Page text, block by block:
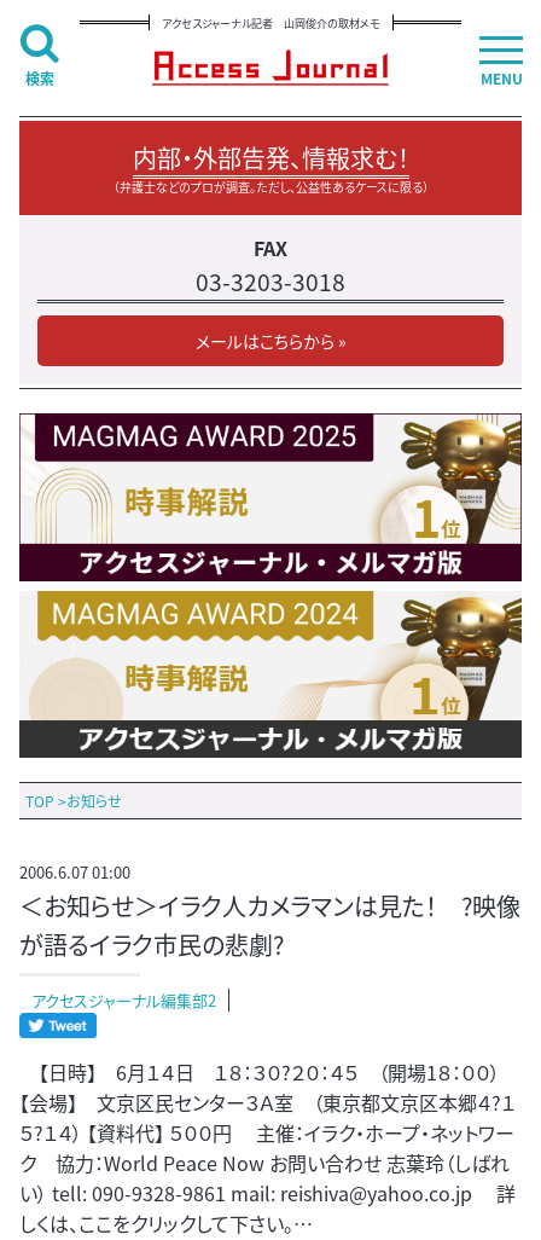
アクセスジャーナル記者 山岡俊介の取材メモ
内部・外部告発、情報求む！
（弁護士などのプロが調査。ただし、公益性あるケースに限る）
FAX
03-3203-3018
メールはこちらから »
TOP >お知らせ
2006.6.07 01:00
＜お知らせ＞イラク人カメラマンは見た！ ?映像
が語るイラク市民の悲劇?
アクセスジャーナル編集部2
【日時】 6月１４日 １８：３０?２０：４５ （開場1８：００）
【会場】 文京区民センター３Ａ室 （東京都文京区本郷４?１
５?１４） 【資料代】 ５００円 主催：イラク・ホープ・ネットワー
ク 協力：World Peace Now お問い合わせ 志葉玲（しばれ
い） tell: 090-9328-9861 mail: reishiva@yahoo.co.jp 詳
しくは、ここをクリックして下さい。…
MENU
検索